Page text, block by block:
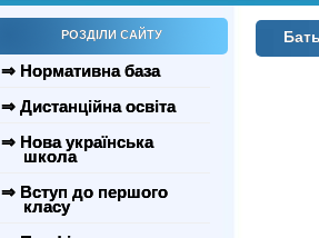
РОЗДІЛИ САЙТУ
⇒ Нормативна база
⇒ Дистанційна освіта
⇒ Нова українська
школа
⇒ Вступ до першого
класу